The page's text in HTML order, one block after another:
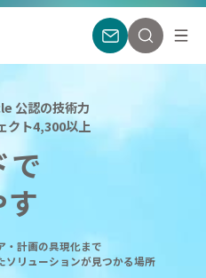
公認の技術力
クト4,300以上
で
・計画の具現化まで
ソリューションが見つかる場所